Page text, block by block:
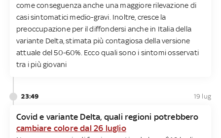
come conseguenza anche una maggiore rilevazione di
casi sintomatici medio-gravi. Inoltre, cresce la
preoccupazione per il diffondersi anche in Italia della
variante Delta, stimata più contagiosa della versione
attuale del 50-60%. Ecco quali sono i sintomi osservati
tra i più giovani
23:49 19 lug
Covid e variante Delta, quali regioni potrebbero
cambiare colore dal 26 luglio